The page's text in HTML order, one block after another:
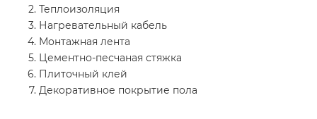
Теплоизоляция
Нагревательный кабель
Монтажная лента
Цементно-песчаная стяжка
Плиточный клей
Декоративное покрытие пола